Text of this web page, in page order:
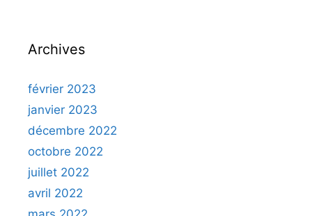
Archives
février 2023
janvier 2023
décembre 2022
octobre 2022
juillet 2022
avril 2022